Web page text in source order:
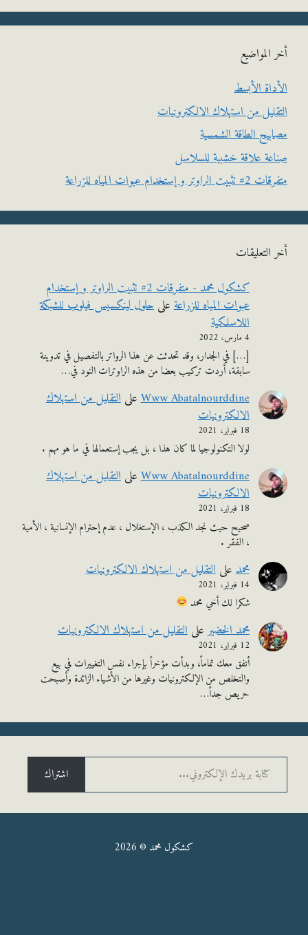
الأبسط
من استهلاك الالكترونيات
الطاقة الشمسية
علاقة خشبية للسلاسل
عبوات المياه للزراعة
كشكول محمد - متفرقات 2# تثبيت الراوتر و إستخدام
عبوات المياه للزراعةعلىحلول لينكسيس فيلوب للشبكة
اللاسلكية
[…] في الجدار، وقد تحدثت عن هذا الرواتر بالتفصيل في تدوينة
سابقة، أردت تركيب بعضا من هذه الراوترات النود في…
Www Abatalnourddineعلىالتقليل من استهلاك
الالكترونيات
لولا التكنولوجيا لما كان هذا ، بل يجب إستعمالها في ما هو مهم .
Www Abatalnourddineعلىالتقليل من استهلاك
الالكترونيات
صحيح حيث نجد الكذب ، الإستغلال ، عدم إحترام الإنسانية ، الأمية
محمدعلى التقليل من استهلاك الالكترونيات
14 فبراير، 2021
شكرا لك أخي محمد
محمد الخضيرعلىالتقليل من استهلاك الالكترونيات
12 فبراير، 2021
أتفق معك تماماً، وبدأت مؤخراً بإجراء نفس التغييرات في بيع
والتخلص من الإلكترونيات وغيرها من الأشياء الزائدة وأصبحت
حريص جداً…
الإلكتروني...
كشكول محمد © 2026